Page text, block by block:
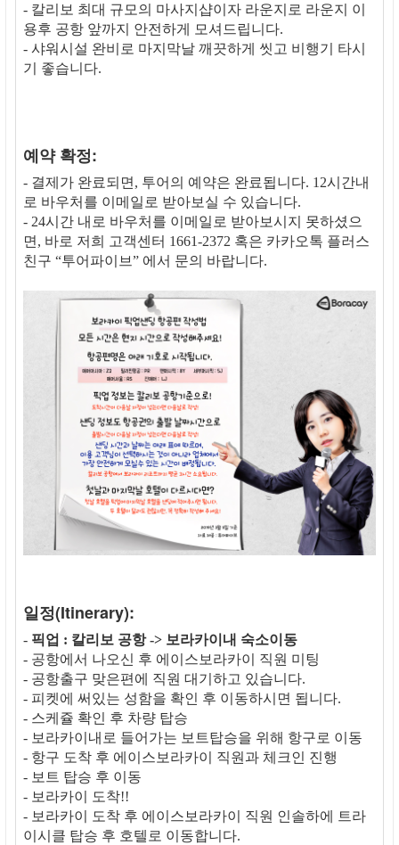
- 칼리보 최대 규모의 마사지샵이자 라운지로 라운지 이
용후 공항 앞까지 안전하게 모셔드립니다.
- 샤워시설 완비로 마지막날 깨끗하게 씻고 비행기 타시
기 좋습니다.
예약 확정:
- 결제가 완료되면, 투어의 예약은 완료됩니다. 12시간내
로 바우처를 이메일로 받아보실 수 있습니다.
- 24시간 내로 바우처를 이메일로 받아보시지 못하셨으
면, 바로 저희 고객센터 1661-2372 혹은 카카오톡 플러스
친구 “투어파이브” 에서 문의 바랍니다.
일정(Itinerary):
- 픽업 : 칼리보 공항 -> 보라카이내 숙소이동
- 공항에서 나오신 후 에이스보라카이 직원 미팅
- 공항출구 맞은편에 직원 대기하고 있습니다.
- 피켓에 써있는 성함을 확인 후 이동하시면 됩니다.
- 스케쥴 확인 후 차량 탑승
- 보라카이내로 들어가는 보트탑승을 위해 항구로 이동
- 항구 도착 후 에이스보라카이 직원과 체크인 진행
- 보트 탑승 후 이동
- 보라카이 도착!!
- 보라카이 도착 후 에이스보라카이 직원 인솔하에 트라
이시클 탑승 후 호텔로 이동합니다.